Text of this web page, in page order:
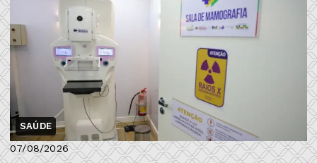
SAÚDE
07/08/2026